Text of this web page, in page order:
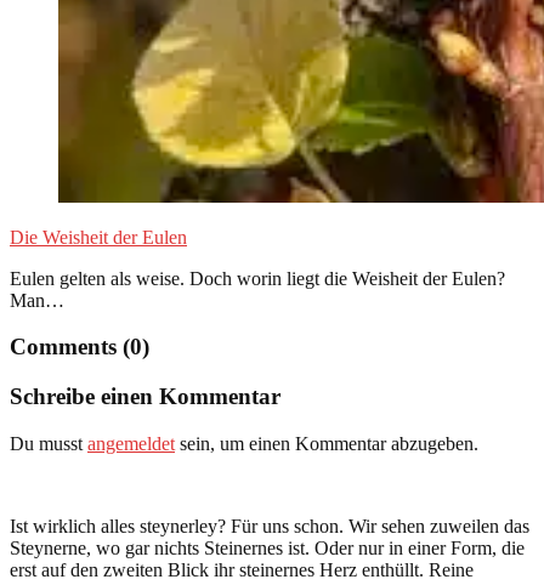
Die Weisheit der Eulen
Eulen gelten als weise. Doch worin liegt die Weisheit der Eulen?
Man…
Comments (0)
Schreibe einen Kommentar
Du musst angemeldet sein, um einen Kommentar abzugeben.
Ist wirklich alles steynerley? Für uns schon. Wir sehen zuweilen das
Steynerne, wo gar nichts Steinernes ist. Oder nur in einer Form, die
erst auf den zweiten Blick ihr steinernes Herz enthüllt. Reine